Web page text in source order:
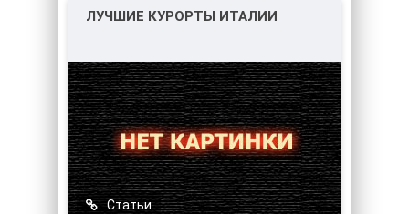
ЛУЧШИЕ КУРОРТЫ ИТАЛИИ
Статьи